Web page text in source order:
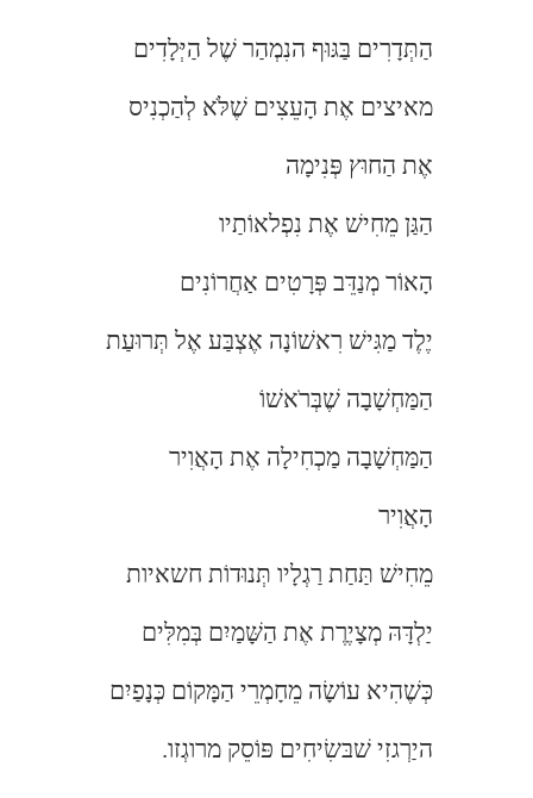
הַתְּדָרִים בַּגּוּף הנִמְהַר שֶׁל הַיְּלָדִים
מאיצים אֶת הָעֵצִים שֶׁלֹּא לְהַכְנִיס
אֶת הַחוּץ פְּנִימָה
הַגַּן מֵחִישׁ אֶת נִפְלאוֹתַיו
הָאוֹר מְנַדֵּב פְּרָטִים אַחֲרוֹנִים
יֶלֶד מַגִּישׁ רִאשׁוֹנָה אֶצְבַּע אֶל תְּרוּעַת
הַמַּחְשָׁבָה שֶׁבְּרֹאשׁוֹ
הַמַּחְשָׁבָה מַכְחִילָה אֶת הָאֲוִיר
הָאֲוִיר
מֵחִישׁ תַּחַת רַגְלָיו תְּנוּדוֹת חשאיות
יַלְדָּהּ מְצָיֶרֶת אֶת הַשָּׁמַיִם בְּמִלִּים
כְּשֶׁהִיא עוֹשָׂה מֵחָמְרֵי הַמָּקוֹם כְּנָפַיִם
היַרְגזִי שׁבּשִׂיחִים פּוֹסֵק מרוגְזו.